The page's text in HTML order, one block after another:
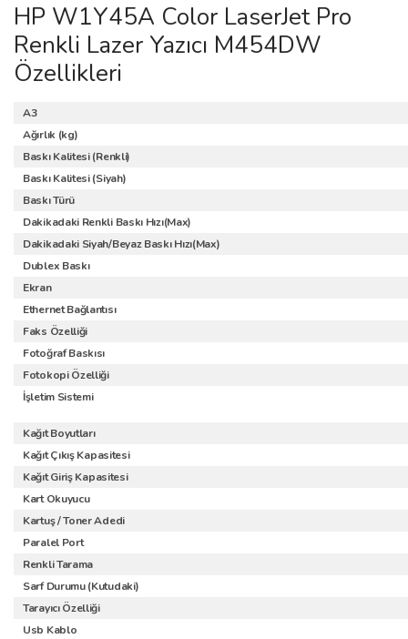
HP W1Y45A Color LaserJet Pro
Renkli Lazer Yazıcı M454DW
Özellikleri
A3
Ağırlık (kg)
Baskı Kalitesi (Renkli)
Baskı Kalitesi (Siyah)
Baskı Türü
Dakikadaki Renkli Baskı Hızı(Max)
Dakikadaki Siyah/Beyaz Baskı Hızı(Max)
Dublex Baskı
Ekran
Ethernet Bağlantısı
Faks Özelliği
Fotoğraf Baskısı
Fotokopi Özelliği
İşletim Sistemi
Kağıt Boyutları
Kağıt Çıkış Kapasitesi
Kağıt Giriş Kapasitesi
Kart Okuyucu
Kartuş / Toner Adedi
Paralel Port
Renkli Tarama
Sarf Durumu (Kutudaki)
Tarayıcı Özelliği
Usb Kablo